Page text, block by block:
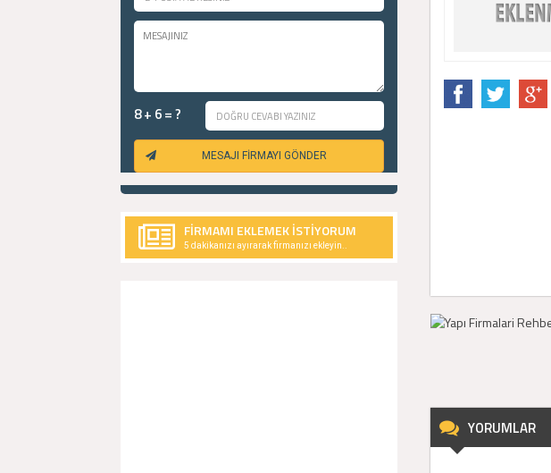
8 + 6 = ?
MESAJI FİRMAYI GÖNDER
FİRMAMI EKLEMEK İSTİYORUM
5 dakikanızı ayırarak firmanızı ekleyin..
YORUMLAR